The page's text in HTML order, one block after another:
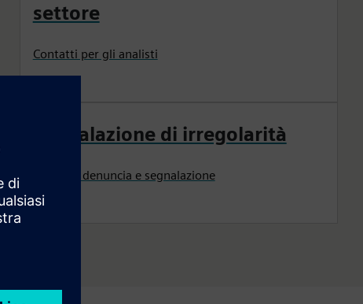
settore
Contatti per gli analisti
Segnalazione di irregolarità
Canali di denuncia e segnalazione